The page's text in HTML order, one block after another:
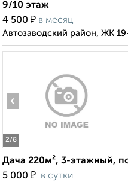
9/10 этаж
4 500 ₽ в месяц
Автозаводский район, ЖК
2/8
‹
Дача 220м², 3-этажный,
5 000 ₽ в сутки